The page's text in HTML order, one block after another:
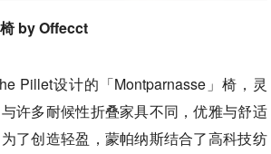
by Offecct
Pillet设计的「Montparnasse」椅，灵
许多耐候性折叠家具不同，优雅与舒适
了创造轻盈，蒙帕纳斯结合了高科技纺